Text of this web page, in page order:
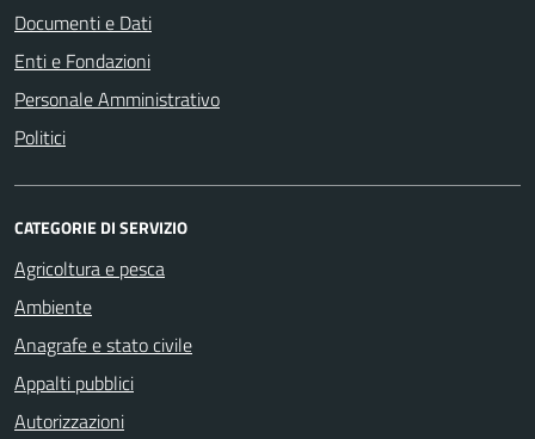
Documenti e Dati
Enti e Fondazioni
Personale Amministrativo
Politici
CATEGORIE DI SERVIZIO
Agricoltura e pesca
Ambiente
Anagrafe e stato civile
Appalti pubblici
Autorizzazioni